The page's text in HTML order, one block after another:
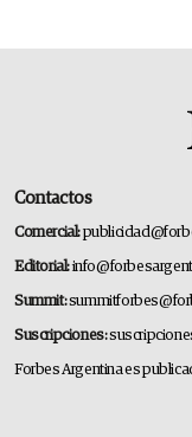
Contactos
Comercial:
Editorial:
Summit:
Suscripciones:
Forbes Argentina es